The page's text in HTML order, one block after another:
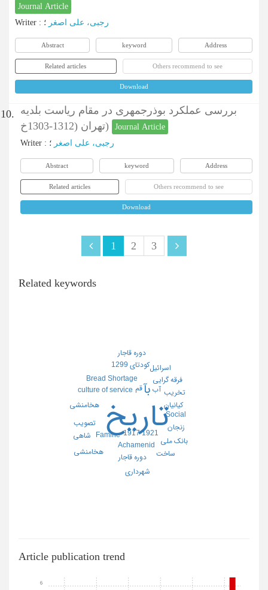
Journal Article
Writer : رجبی، علی اصغر ؛
Abstract keyword Address
Related articles Others recommend to see
Download
10. بررسی عملکرد بوذرجمهری در مقام ریاست بلدیه
تهران (1312-1303خ)
Journal Article
Writer : رجبی، علی اصغر ؛
Abstract keyword Address
Related articles Others recommend to see
Download
1 2 3
Related keywords
تاریخ
بآ
1917 1921
Achamenid
Bread Shortage
culture of service
Famine
Social
دوره قاجار
زنجان
فرقه گرایی
قم
هخامنشی
کودتای 1299
کیانیان
آب
اسرائیل
بانک ملی
تخریب
تصویب
دوره قاجار
ساخت
شاهی
شهرداری
هخامنشی
Article publication trend
6